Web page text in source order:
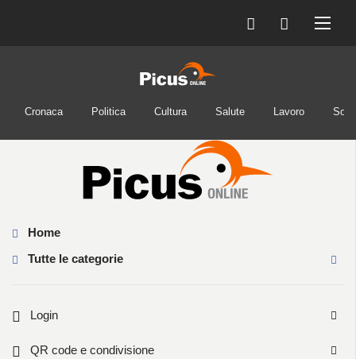
Cronaca Politica Cultura Salute Lavoro
Home
Tutte le categorie
Login
QR code e condivisione